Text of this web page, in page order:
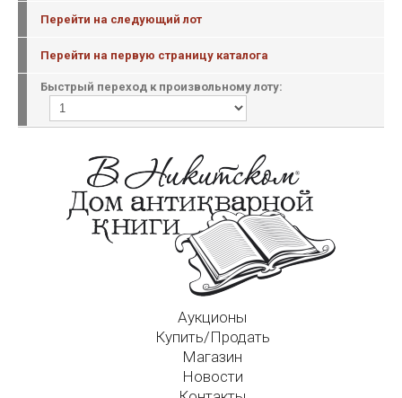
Перейти на следующий лот
Перейти на первую страницу каталога
Быстрый переход к произвольному лоту:
Аукционы
Купить/Продать
Магазин
Новости